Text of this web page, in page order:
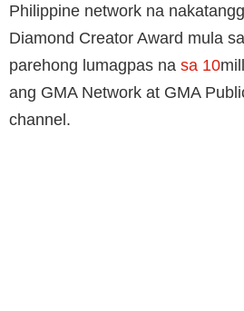
Philippine network na
Diamond Creator Award mula
parehong lumagpas na sa 10
ang GMA Network at GMA
channel.